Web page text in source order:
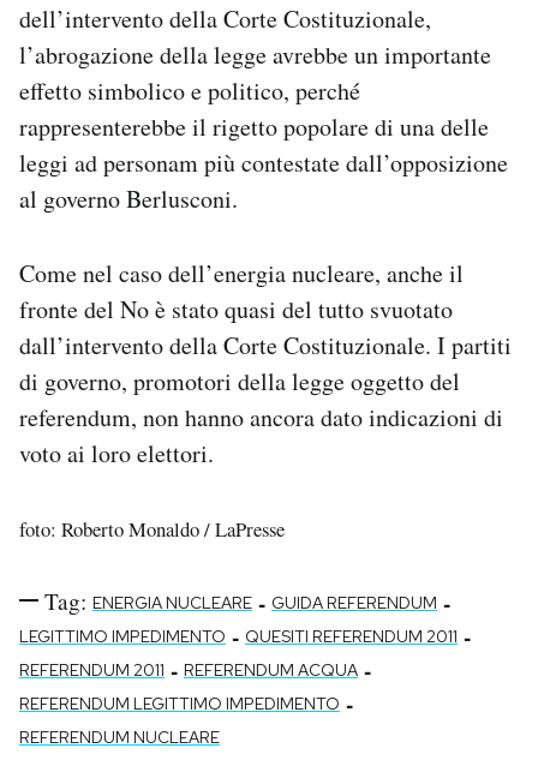
dell’intervento della Corte Costituzionale,
l’abrogazione della legge avrebbe un importante
effetto simbolico e politico, perché
rappresenterebbe il rigetto popolare di una delle
leggi ad personam più contestate dall’opposizione
al governo Berlusconi.
Come nel caso dell’energia nucleare, anche il
fronte del No è stato quasi del tutto svuotato
dall’intervento della Corte Costituzionale. I partiti
di governo, promotori della legge oggetto del
referendum, non hanno ancora dato indicazioni di
voto ai loro elettori.
foto: Roberto Monaldo / LaPresse
Tag: ENERGIA NUCLEARE - GUIDA REFERENDUM -
LEGITTIMO IMPEDIMENTO - QUESITI REFERENDUM 2011 -
REFERENDUM 2011 - REFERENDUM ACQUA -
REFERENDUM LEGITTIMO IMPEDIMENTO -
REFERENDUM NUCLEARE